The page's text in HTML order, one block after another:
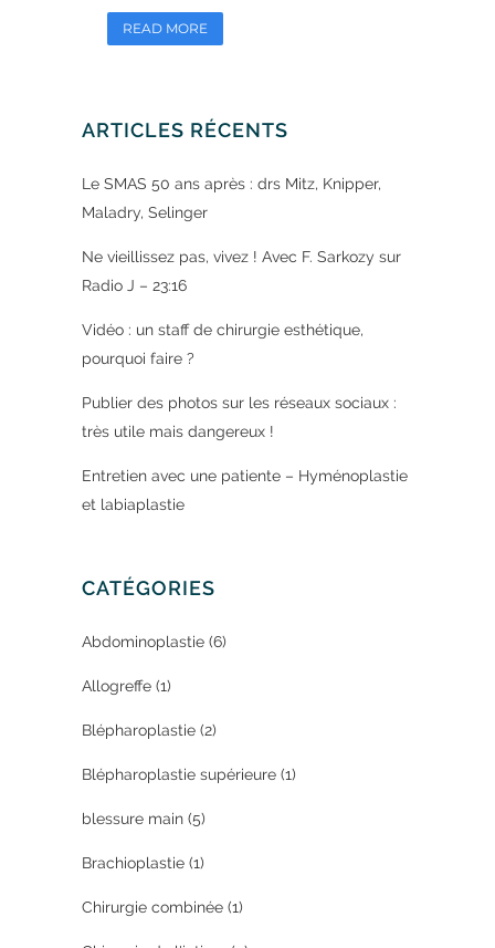
READ MORE
ARTICLES RÉCENTS
Le SMAS 50 ans après : drs Mitz, Knipper,
Maladry, Selinger
Ne vieillissez pas, vivez ! Avec F. Sarkozy sur
Radio J – 23:16
Vidéo : un staff de chirurgie esthétique,
pourquoi faire ?
Publier des photos sur les réseaux sociaux :
très utile mais dangereux !
Entretien avec une patiente – Hyménoplastie
et labiaplastie
CATÉGORIES
Abdominoplastie (6)
Allogreffe (1)
Blépharoplastie (2)
Blépharoplastie supérieure (1)
blessure main (5)
Brachioplastie (1)
Chirurgie combinée (1)